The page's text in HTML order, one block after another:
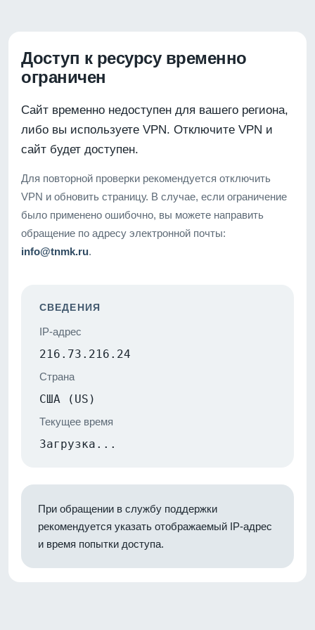
Доступ к ресурсу временно
ограничен
Сайт временно недоступен для вашего региона,
либо вы используете VPN. Отключите VPN и
сайт будет доступен.
Для повторной проверки рекомендуется отключить
VPN и обновить страницу. В случае, если ограничение
было применено ошибочно, вы можете направить
обращение по адресу электронной почты:
info@tnmk.ru.
СВЕДЕНИЯ
IP-адрес
216.73.216.24
Страна
США (US)
Текущее время
Загрузка...
При обращении в службу поддержки
рекомендуется указать отображаемый IP-адрес
и время попытки доступа.